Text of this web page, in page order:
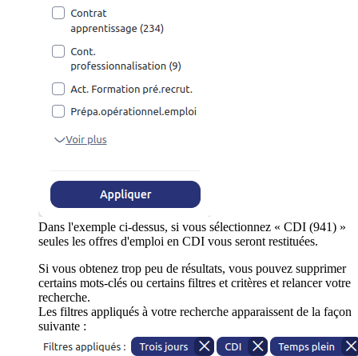
Dans l'exemple ci-dessus, si vous sélectionnez « CDI (941) »
seules les offres d'emploi en CDI vous seront restituées.
Si vous obtenez trop peu de résultats, vous pouvez supprimer
certains mots-clés ou certains filtres et critères et relancer votre
recherche.
Les filtres appliqués à votre recherche apparaissent de la façon
suivante :